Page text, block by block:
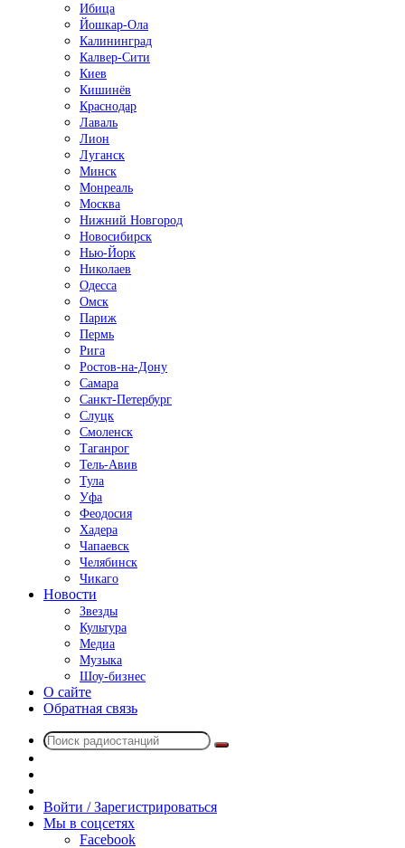
Ибица
Йошкар-Ола
Калининград
Калвер-Сити
Киев
Кишинёв
Краснодар
Лаваль
Лион
Луганск
Минск
Монреаль
Москва
Нижний Новгород
Новосибирск
Нью-Йорк
Николаев
Одесса
Омск
Париж
Пермь
Рига
Ростов-на-Дону
Самара
Санкт-Петербург
Слуцк
Смоленск
Таганрог
Тель-Авив
Тула
Уфа
Феодосия
Хадера
Чапаевск
Челябинск
Чикаго
Новости
Звезды
Культура
Медиа
Музыка
Шоу-бизнес
О сайте
Обратная связь
Поиск
радио
Войти / Зарегистрироваться
Мы в соцсетях
Facebook